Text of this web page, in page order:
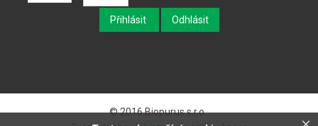
© 2016 Biopurus s.r.o..